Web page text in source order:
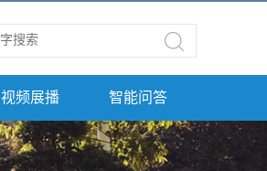
视频展播 智能问答